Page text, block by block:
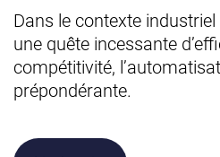
Dans le contexte
une quête incessante
compétitivité,
prépondérante.